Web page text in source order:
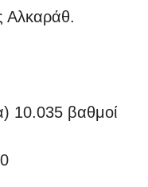
Αλκαράθ.
10.035 βαθμοί